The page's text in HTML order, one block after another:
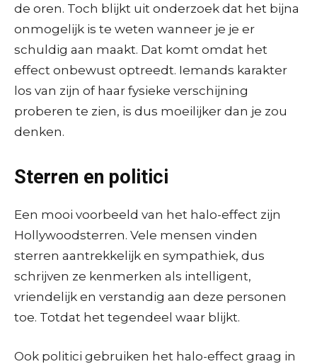
de oren. Toch blijkt uit onderzoek dat het bijna
onmogelijk is te weten wanneer je je er
schuldig aan maakt. Dat komt omdat het
effect onbewust optreedt. Iemands karakter
los van zijn of haar fysieke verschijning
proberen te zien, is dus moeilijker dan je zou
denken.
Sterren en politici
Een mooi voorbeeld van het halo-effect zijn
Hollywoodsterren. Vele mensen vinden
sterren aantrekkelijk en sympathiek, dus
schrijven ze kenmerken als intelligent,
vriendelijk en verstandig aan deze personen
toe. Totdat het tegendeel waar blijkt.
Ook politici gebruiken het halo-effect graag in